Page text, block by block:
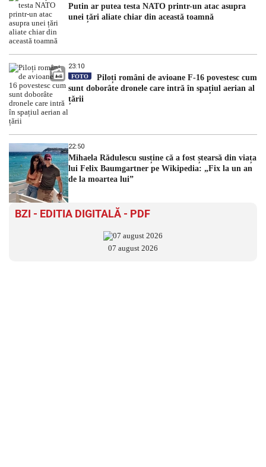
Putin ar putea testa NATO printr-un atac asupra
unei țări aliate chiar din această toamnă
23:10
FOTO
Piloți români de avioane F-16 povestesc cum
sunt doborâte dronele care intră în spațiul aerian al
țării
22:50
Mihaela Rădulescu susține că a fost ștearsă din viața
lui Felix Baumgartner pe Wikipedia: „Fix la un an
de la moartea lui”
BZI - EDITIA DIGITALĂ - PDF
07 august 2026